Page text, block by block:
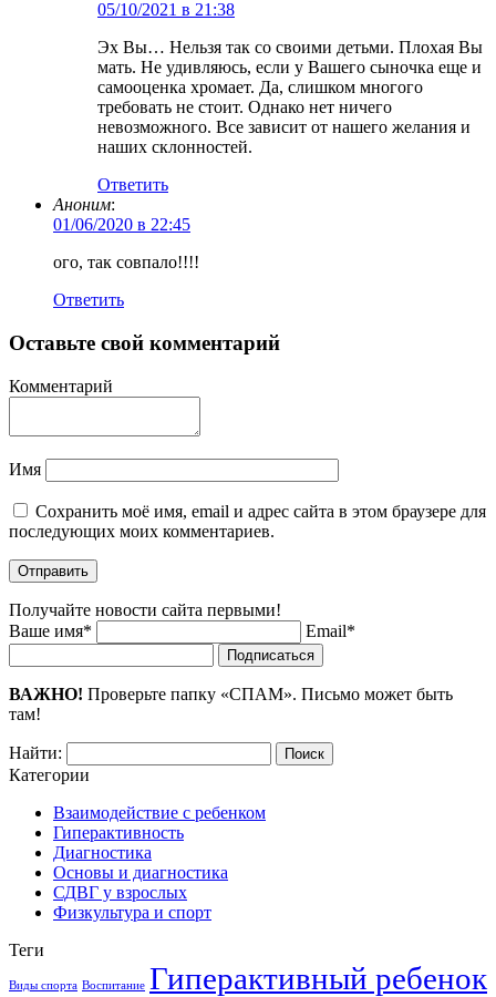
05/10/2021 в 21:38
Эх Вы… Нельзя так со своими детьми. Плохая Вы
мать. Не удивляюсь, если у Вашего сыночка еще и
самооценка хромает. Да, слишком многого
требовать не стоит. Однако нет ничего
невозможного. Все зависит от нашего желания и
наших склонностей.
Ответить
Аноним:
01/06/2020 в 22:45
ого, так совпало!!!!
Ответить
Оставьте свой комментарий
Комментарий
Имя
Сохранить моё имя, email и адрес сайта в этом браузере для
последующих моих комментариев.
Получайте новости сайта первыми!
Ваше имя*
Email*
Подписаться
ВАЖНО! Проверьте папку «СПАМ». Письмо может быть
там!
Найти:
Категории
Взаимодействие с ребенком
Гиперактивность
Диагностика
Основы и диагностика
СДВГ у взрослых
Физкультура и спорт
Теги
Виды спорта Воспитание Гиперактивный ребенок